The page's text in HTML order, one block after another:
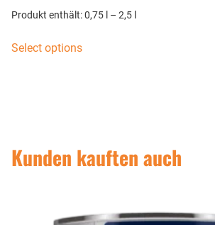
Produkt enthält: 0,75 – 2,5
Select options
Kunden kauften auch